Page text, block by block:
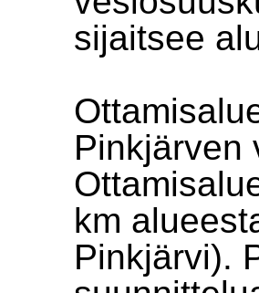
sijaitsee
Pinkjärven
km
Pinkjärvi).